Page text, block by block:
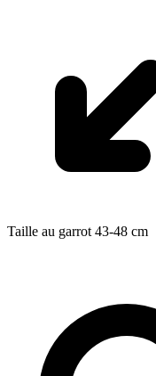
Taille au garrot 43-48 cm